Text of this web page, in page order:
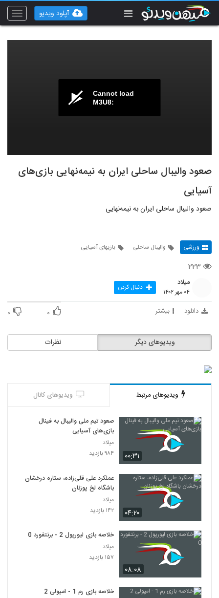
Toggle
آپلود ویدیو
Cannot load
M3U8:
صعود والیبال ساحلی ایران به نیمه‌نهایی بازی‌های
آسیایی
صعود والیبال ساحلی ایران به نیمه‌نهایی
ورزشی والیبال ساحلی بازیهای آسیایی
۲۲۳
میلاد
۰۴ مهر ۱۴۰۲ دنبال کردن
دانلود بیشتر ۰ ۰
نظرات ویدیوهای دیگر
ویدیوهای مرتبط ویدیوهای کانال
۰۰:۳۱
صعود تیم ملی والیبال به فینال
بازی‌های آسیایی
میلاد
۹۸۴ بازدید
۰۴:۲۰
عملکرد علی قلی‌زاده، ستاره درخشان
باشگاه لخ پوزنان
میلاد
۱۴۲ بازدید
۰۸:۰۸
خلاصه بازی لیورپول 2 - برنتفورد 0
میلاد
۱۵۷ بازدید
خلاصه بازی رم 1 - امپولی 2